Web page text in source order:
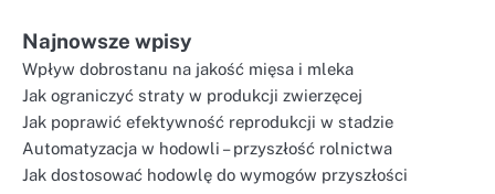
Najnowsze wpisy
Wpływ dobrostanu na jakość mięsa i mleka
Jak ograniczyć straty w produkcji zwierzęcej
Jak poprawić efektywność reprodukcji w stadzie
Automatyzacja w hodowli – przyszłość rolnictwa
Jak dostosować hodowlę do wymogów przyszłości